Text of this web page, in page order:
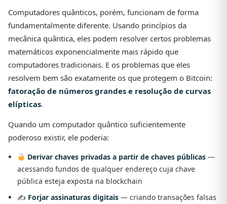
Computadores quânticos, porém, funcionam de forma
fundamentalmente diferente. Usando princípios da
mecânica quântica, eles podem resolver certos problemas
matemáticos exponencialmente mais rápido que
computadores tradicionais. E os problemas que eles
resolvem bem são exatamente os que protegem o Bitcoin:
fatoração de números grandes e resolução de curvas
elípticas.
Quando um computador quântico suficientemente
poderoso existir, ele poderia:
Derivar chaves privadas a partir de chaves públicas—
acessando fundos de qualquer endereço cuja chave
pública esteja exposta na blockchain
✍️ Forjar assinaturas digitais — criando transações falsas